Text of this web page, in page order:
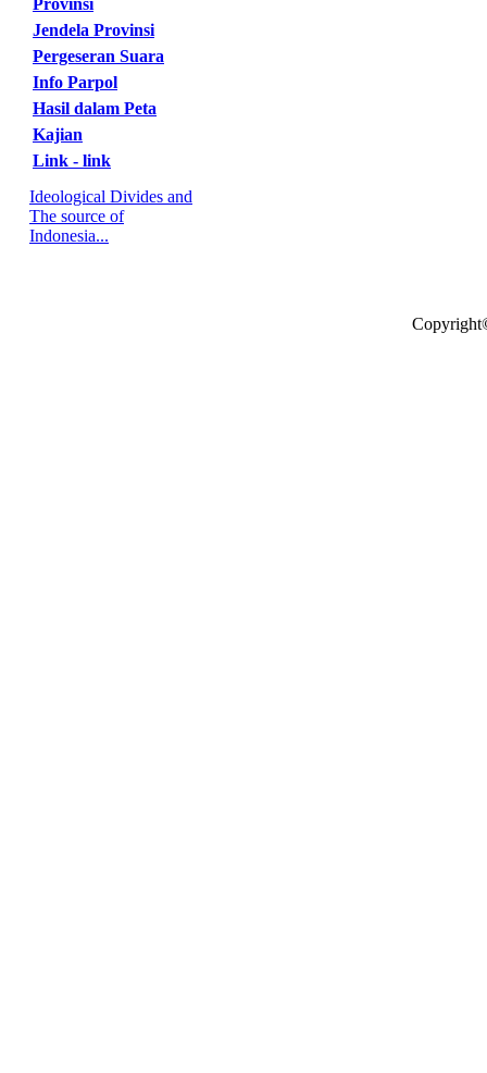
Provinsi
Jendela Provinsi
Pergeseran Suara
Info Parpol
Hasil dalam Peta
Kajian
Link - link
Ideological Divides and
The source of
Indonesia...